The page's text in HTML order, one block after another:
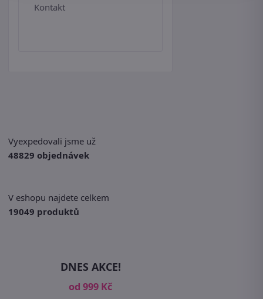
Kontakt
Vyexpedovali jsme už
48829 objednávek
V eshopu najdete celkem
19049 produktů
DNES AKCE!
od 999 Kč